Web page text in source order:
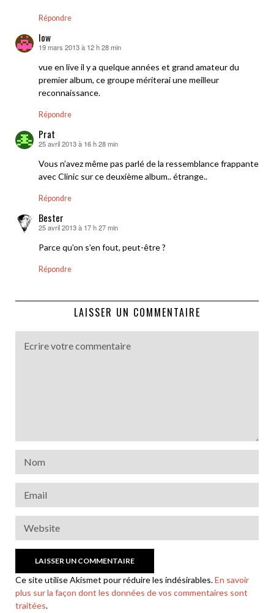
Répondre
low
dit :
19 mars 2013 à 12 h 28 min
vue en live il y a quelque années et grand amateur du
premier album, ce groupe mériterai une meilleur
reconnaissance.
Répondre
Prat
dit :
25 avril 2013 à 16 h 28 min
Vous n’avez même pas parlé de la ressemblance frappante
avec Clinic sur ce deuxième album.. étrange..
Répondre
Bester
dit :
25 avril 2013 à 17 h 27 min
Parce qu’on s’en fout, peut-être ?
Répondre
LAISSER UN COMMENTAIRE
Ce site utilise Akismet pour réduire les indésirables.En savoir
plus sur la façon dont les données de vos commentaires sont
traitées.